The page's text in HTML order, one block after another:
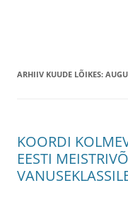
ARHIIV KUUDE LÕIKES:
KOORDI
EESTI